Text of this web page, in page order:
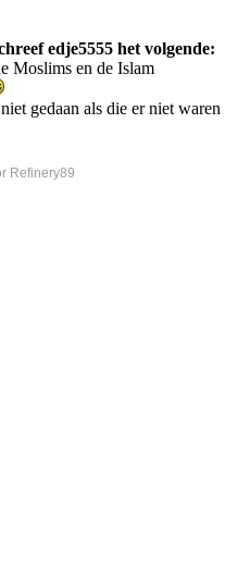
edje5555 het volgende:
Moslims en de Islam
gedaan als die er niet waren
Refinery89